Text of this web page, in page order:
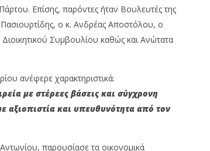
Επίσης, παρόντες ήταν Βουλευτές της
ο κ. Ανδρέας Αποστόλου, ο
Συμβουλίου καθώς και Ανώτατα
ανέφερε χαρακτηριστικά:
με στέρεες βάσεις και σύγχρονη
αξιοπιστία και υπευθυνότητα από τον
παρουσίασε τα οικονομικά